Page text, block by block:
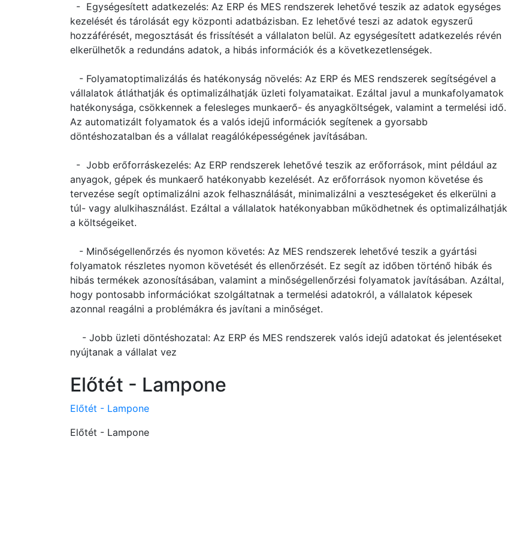
- Egységesített adatkezelés: Az ERP és MES rendszerek lehetővé teszik az adatok egységes
kezelését és tárolását egy központi adatbázisban. Ez lehetővé teszi az adatok egyszerű
hozzáférését, megosztását és frissítését a vállalaton belül. Az egységesített adatkezelés révén
elkerülhetők a redundáns adatok, a hibás információk és a következetlenségek.
- Folyamatoptimalizálás és hatékonyság növelés: Az ERP és MES rendszerek segítségével a
vállalatok átláthatják és optimalizálhatják üzleti folyamataikat. Ezáltal javul a munkafolyamatok
hatékonysága, csökkennek a felesleges munkaerő- és anyagköltségek, valamint a termelési idő.
Az automatizált folyamatok és a valós idejű információk segítenek a gyorsabb
döntéshozatalban és a vállalat reagálóképességének javításában.
- Jobb erőforráskezelés: Az ERP rendszerek lehetővé teszik az erőforrások, mint például az
anyagok, gépek és munkaerő hatékonyabb kezelését. Az erőforrások nyomon követése és
tervezése segít optimalizálni azok felhasználását, minimalizálni a veszteségeket és elkerülni a
túl- vagy alulkihasználást. Ezáltal a vállalatok hatékonyabban működhetnek és optimalizálhatják
a költségeiket.
- Minőségellenőrzés és nyomon követés: Az MES rendszerek lehetővé teszik a gyártási
folyamatok részletes nyomon követését és ellenőrzését. Ez segít az időben történő hibák és
hibás termékek azonosításában, valamint a minőségellenőrzési folyamatok javításában. Azáltal,
hogy pontosabb információkat szolgáltatnak a termelési adatokról, a vállalatok képesek
azonnal reagálni a problémákra és javítani a minőséget.
- Jobb üzleti döntéshozatal: Az ERP és MES rendszerek valós idejű adatokat és jelentéseket
nyújtanak a vállalat vez
Előtét - Lampone
Előtét - Lampone
Előtét - Lampone